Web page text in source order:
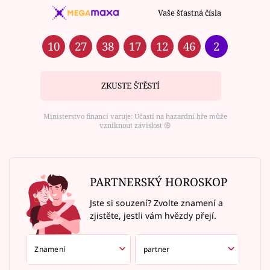
Vaše šťastná čísla
10 27 38 17 12 46 2
ZKUSTE ŠTĚSTÍ
Ministerstvo financí varuje: Účastí na hazardní hře může
vzniknout závislost ⑱
PARTNERSKÝ HOROSKOP
Jste si souzení? Zvolte znamení a
zjistěte, jestli vám hvězdy přejí.